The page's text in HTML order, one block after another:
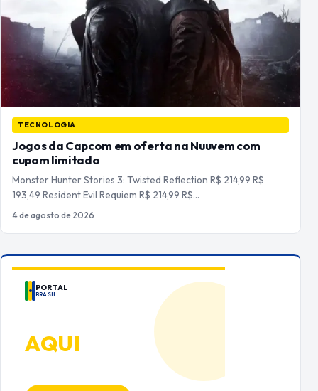
TECNOLOGIA
Jogos da Capcom em oferta na Nuuvem com
cupom limitado
Monster Hunter Stories 3: Twisted Reflection R$ 214,99 R$
193,49 Resident Evil Requiem R$ 214,99 R$…
4 de agosto de 2026
PORTAL
BRASIL
AQUI